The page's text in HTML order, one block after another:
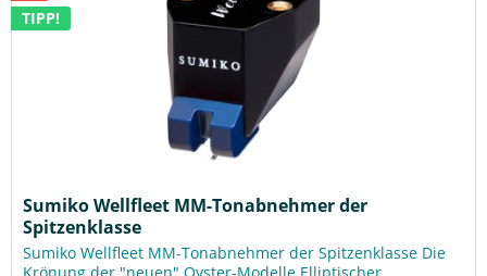
TIPP!
Sumiko Wellfleet MM-Tonabnehmer der
Spitzenklasse
Sumiko Wellfleet MM-Tonabnehmer der Spitzenklasse Die